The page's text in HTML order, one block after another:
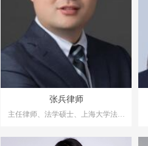
张兵律师
主任律师、法学硕士、上海大学法学
会员，刑事辩护（疑难重大经济犯